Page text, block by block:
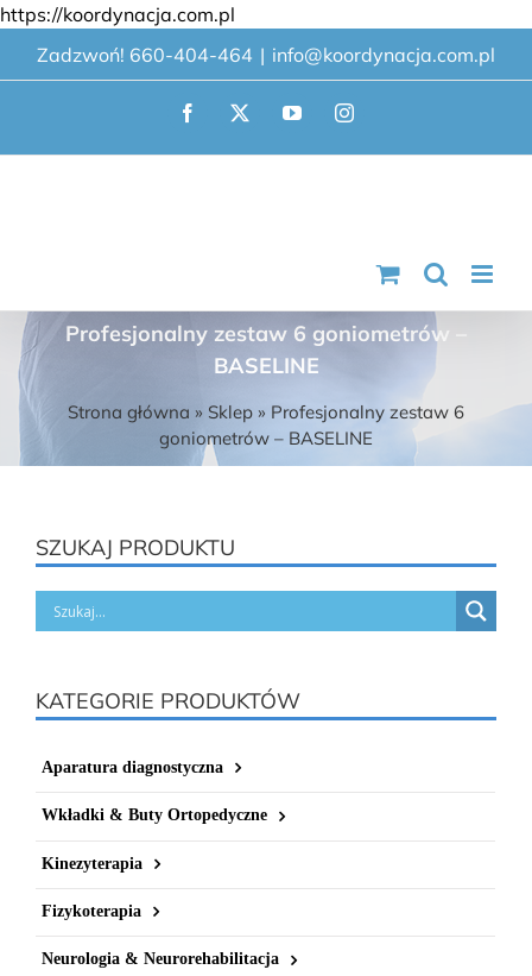
https://koordynacja.com.pl
do
zawartości
Zadzwoń! 660-404-464 | info@koordynacja.com.pl
Facebook
X YouTubeInstagram
Profesjonalny zestaw 6 goniometrów –
BASELINE
Strona główna » Sklep » Profesjonalny zestaw 6
goniometrów – BASELINE
SZUKAJ PRODUKTU
KATEGORIE PRODUKTÓW
Aparatura diagnostyczna
Wkładki & Buty Ortopedyczne
Kinezyterapia
Fizykoterapia
Neurologia & Neurorehabilitacja